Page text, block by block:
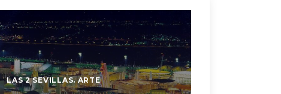
LAS 2 SEVILLAS. ARTE